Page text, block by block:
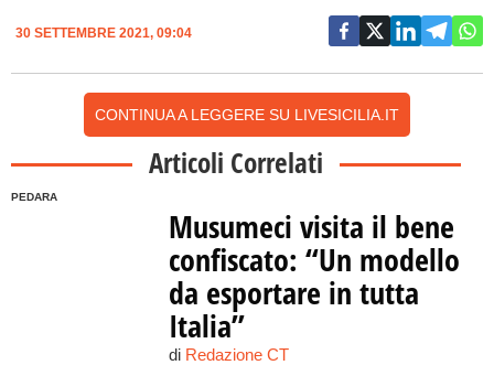
30 SETTEMBRE 2021, 09:04
CONTINUA A LEGGERE SU LIVESICILIA.IT
Articoli Correlati
PEDARA
Musumeci visita il bene
confiscato: “Un modello
da esportare in tutta
Italia”
di Redazione CT